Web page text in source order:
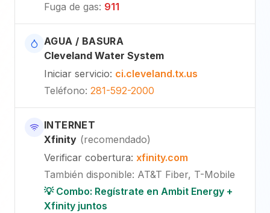
Fuga de gas: 911
AGUA / BASURA
Cleveland Water System
Iniciar servicio: ci.cleveland.tx.us
Teléfono: 281-592-2000
INTERNET
Xfinity (recomendado)
Verificar cobertura: xfinity.com
También disponible: AT&T Fiber, T-Mobile
💡 Combo: Regístrate en Ambit Energy +
Xfinity juntos